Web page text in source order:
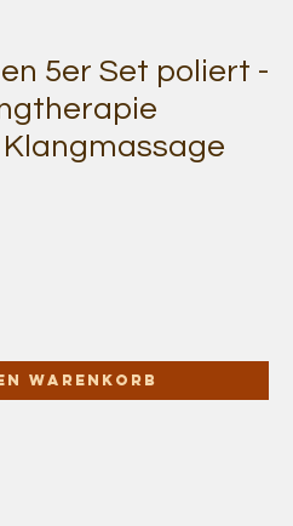
5er Set poliert -
Warenkorb